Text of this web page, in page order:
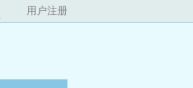
用户注册